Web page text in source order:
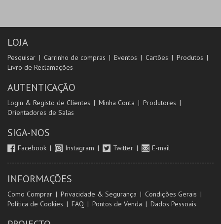
LOJA
Pesquisar Carrinho de compras Eventos Cartões
Produtos
Livro de Reclamações
AUTENTICAÇÃO
Login & Registo de Clientes Minha Conta
Produtores
Orientadores de Salas
SIGA-NOS
Facebook Instagram Twitter E-mail
INFORMAÇÕES
Como Comprar Privacidade & Segurança
Condições Gerais
Política de Cookies
FAQ Pontos de Venda Dados Pessoais